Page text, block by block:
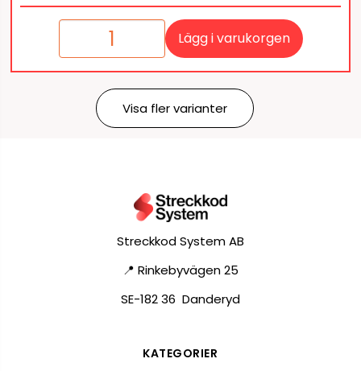
Lägg i varukorgen
Visa fler varianter
Streckkod System AB
📍 Rinkebyvägen 25
SE-182 36 Danderyd
KATEGORIER